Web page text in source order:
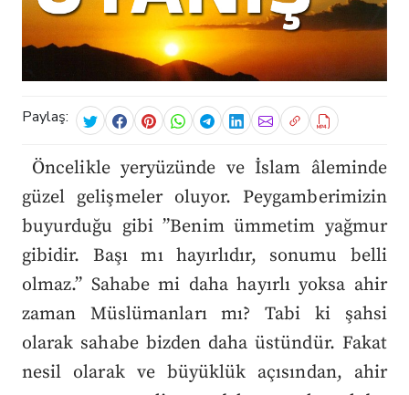
Paylaş:
Öncelikle yeryüzünde ve İslam âleminde
güzel gelişmeler oluyor. Peygamberimizin
buyurduğu gibi ”Benim ümmetim yağmur
gibidir. Başı mı hayırlıdır, sonumu belli
olmaz.” Sahabe mi daha hayırlı yoksa ahir
zaman Müslümanları mı? Tabi ki şahsi
olarak sahabe bizden daha üstündür. Fakat
nesil olarak ve büyüklük açısından, ahir